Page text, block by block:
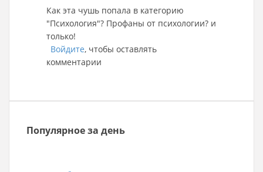
Как эта чушь попала в категорию
"Психология"? Профаны от психологии? и
только!
Войдите, чтобы оставлять
комментарии
Популярное за день